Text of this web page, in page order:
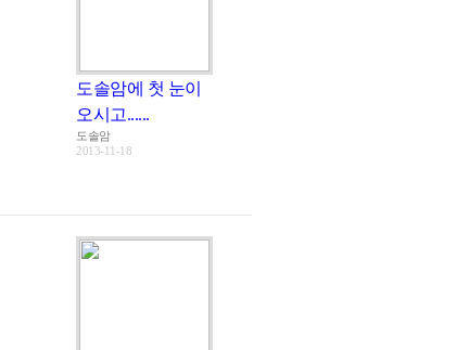
도솔암에 첫 눈이
오시고......
도솔암
2013-11-18